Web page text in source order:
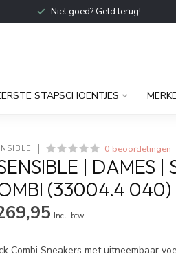
Niet goed? Geld terug!
STAPSCHOENTJES
0 beoordelingen
| DAMES |
(33004.4 040)
Incl. btw
Combi Sneakers met uitneembaar